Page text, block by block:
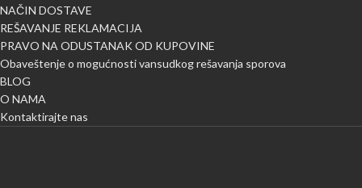
NAČIN DOSTAVE
REŠAVANJE REKLAMACIJA
PRAVO NA ODUSTANAK OD KUPOVINE
Obaveštenje o mogućnosti vansudkog rešavanja sporova
BLOG
O NAMA
Kontaktirajte nas